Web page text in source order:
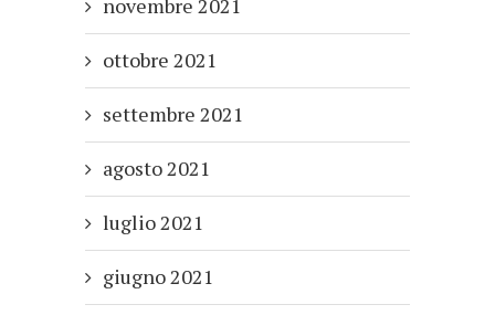
ottobre 2021
settembre 2021
agosto 2021
luglio 2021
giugno 2021